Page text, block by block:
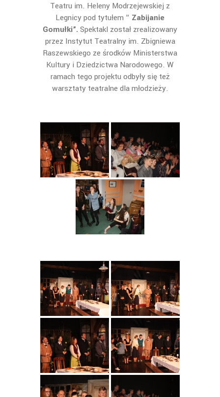
Teatru im. Heleny Modrzejewskiej z
Legnicy pod tytułem ” Zabijanie
Gomułki”.Spektakl został zrealizowany
przez Instytut Teatralny im. Zbigniewa
Raszewskiego ze środków Ministerstwa
Kultury i Dziedzictwa Narodowego. W
ramach tego projektu odbyły się też
warsztaty teatralne dla młodzieży.